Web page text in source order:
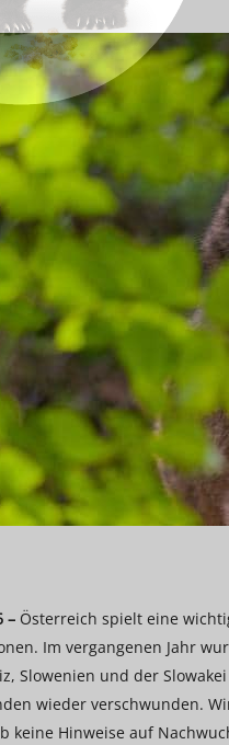
– Österreich spielt eine
Im vergangenen Jahr
Slowenien und der
wieder verschwunden.
Hinweise auf